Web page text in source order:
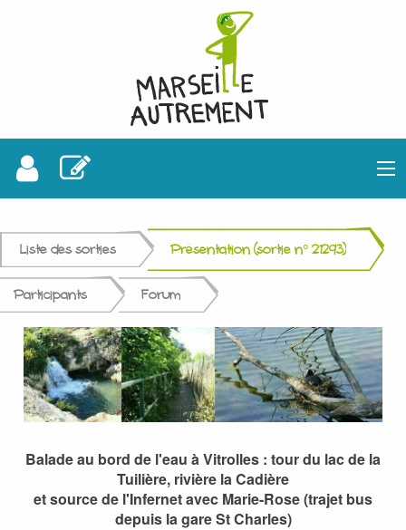
Liste des sorties Présentation (sortie n° 21293)
Participants Forum
Balade au bord de l'eau à Vitrolles : tour du lac de la
Tuilière, rivière la Cadière
et source de l'Infernet avec Marie-Rose (trajet bus
depuis la gare St Charles)